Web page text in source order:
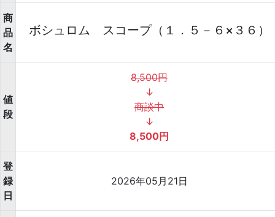
商
品
名
ボシュロム スコープ（１．５－６×３６）
値
段
8,500円
↓
商談中
↓
8,500円
登
録
日
2026年05月21日